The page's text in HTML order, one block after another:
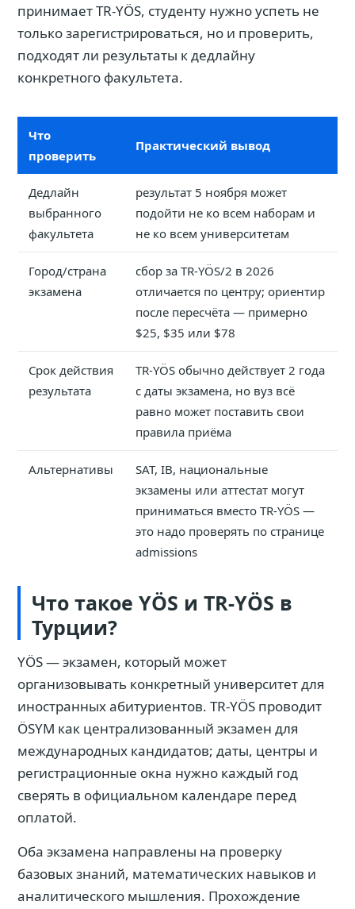
принимает TR-YÖS, студенту нужно успеть не
только зарегистрироваться, но и проверить,
подходят ли результаты к дедлайну
конкретного факультета.
Что
проверить
Практический вывод
Дедлайн
выбранного
факультета
результат 5 ноября может
подойти не ко всем наборам и
не ко всем университетам
Город/страна
экзамена
сбор за TR-YÖS/2 в 2026
отличается по центру; ориентир
после пересчёта — примерно
$25, $35 или $78
Срок действия
результата
TR-YÖS обычно действует 2 года
с даты экзамена, но вуз всё
равно может поставить свои
правила приёма
Альтернативы
SAT, IB, национальные
экзамены или аттестат могут
приниматься вместо TR-YÖS —
это надо проверять по странице
admissions
Что такое YÖS и TR-YÖS в
Турции?
YÖS — экзамен, который может
организовывать конкретный университет для
иностранных абитуриентов. TR-YÖS проводит
ÖSYM как централизованный экзамен для
международных кандидатов; даты, центры и
регистрационные окна нужно каждый год
сверять в официальном календаре перед
оплатой.
Оба экзамена направлены на проверку
базовых знаний, математических навыков и
аналитического мышления. Прохождение